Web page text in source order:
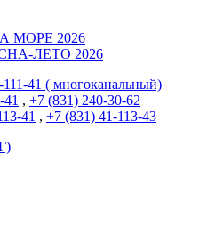
МОРЕ 2026
ЛЕТО 2026
41 ( многоканальный)
, +7 (831) 240-30-62
41 , +7 (831) 41-113-43